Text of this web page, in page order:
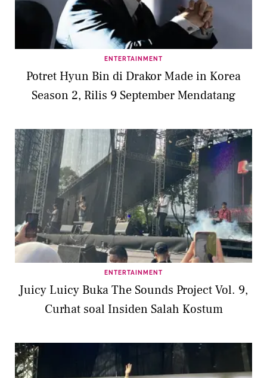
ENTERTAINMENT
Potret Hyun Bin di Drakor Made in Korea
Season 2, Rilis 9 September Mendatang
ENTERTAINMENT
Juicy Luicy Buka The Sounds Project Vol. 9,
Curhat soal Insiden Salah Kostum